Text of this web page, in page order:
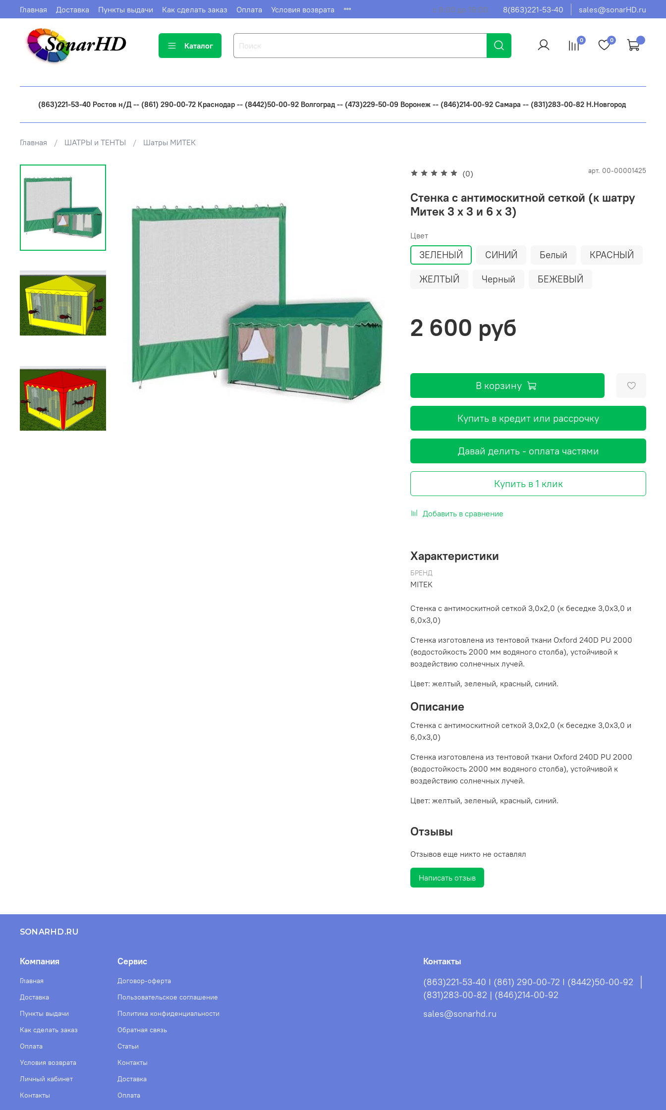
Главная Доставка Пункты выдачи Как сделать заказ Оплата Условия возврата с 9:00 до 19:00 8(863)221-53-40 sales@sonarHD.ru
Каталог
0 0
(863)221-53-40 Ростов н/Д -- (861) 290-00-72 Краснодар -- (8442)50-00-92 Волгоград -- (473)229-50-09 Воронеж -- (846)214-00-92 Самара -- (831)283-00-82 Н.Новгород
Главная ШАТРЫ и ТЕНТЫ Шатры МИТЕК
(0) арт. 00-00001425
Стенка с антимоскитной сеткой (к шатру
Митек 3 х 3 и 6 х 3)
Цвет
ЗЕЛЕНЫЙ СИНИЙ Белый КРАСНЫЙ
ЖЕЛТЫЙ Черный БЕЖЕВЫЙ
2 600 руб
В корзину
Купить в кредит или рассрочку
Давай делить - оплата частями
Купить в 1 клик
Добавить в сравнение
Характеристики
БРЕНД
MITEK
Стенка с антимоскитной сеткой 3,0х2,0 (к беседке 3,0х3,0 и
6,0х3,0)
Стенка изготовлена из тентовой ткани Oxford 240D PU 2000
(водостойкость 2000 мм водяного столба), устойчивой к
воздействию солнечных лучей.
Цвет: желтый, зеленый, красный, синий.
Описание
Стенка с антимоскитной сеткой 3,0х2,0 (к беседке 3,0х3,0 и
6,0х3,0)
Стенка изготовлена из тентовой ткани Oxford 240D PU 2000
(водостойкость 2000 мм водяного столба), устойчивой к
воздействию солнечных лучей.
Цвет: желтый, зеленый, красный, синий.
Отзывы
Отзывов еще никто не оставлял
Написать отзыв
SONARHD.RU
Компания
Главная
Доставка
Пункты выдачи
Как сделать заказ
Оплата
Условия возврата
Личный кабинет
Контакты
Сервис
Договор-оферта
Пользовательское соглашение
Политика конфиденциальности
Обратная связь
Статьи
Контакты
Доставка
Оплата
Контакты
(863)221-53-40 I (861) 290-00-72 I (8442)50-00-92
(831)283-00-82 | (846)214-00-92
sales@sonarhd.ru